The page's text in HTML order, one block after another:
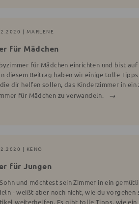
| MARLENE
für Mädchen
für Mädchen einrichten und bist auf
diesem Beitrag haben wir einige tolle Tipps
dir helfen sollen, das Kinderzimmer in ein
für Mädchen zu verwandeln.
| KENO
für Jungen
und möchtest sein Zimmer in ein
- weißt aber noch nicht, wie du vorgehen
weiterhelfen. Es gibt tolle Tipps, wie ein